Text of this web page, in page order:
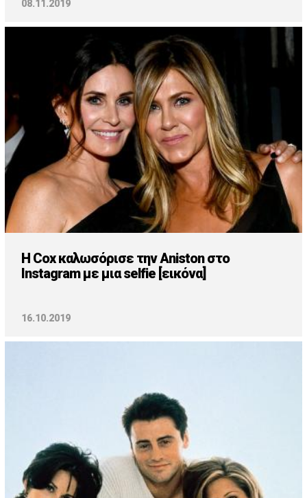
08.11.2019
H Cox καλωσόρισε την Aniston στο
Instagram με μια selfie [εικόνα]
16.10.2019